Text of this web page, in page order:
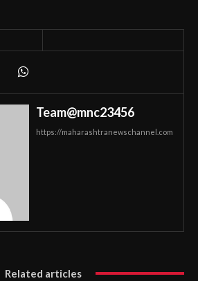
Team@mnc23456
https://maharashtranewschannel.com
Related articles